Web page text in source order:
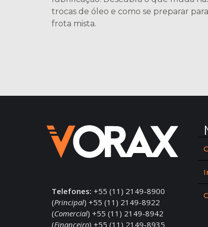
trocas de óleo e como se preparar
frota mista.
Telefones: +55 (11) 2149-8900
(Principal) +55 (11) 2149-8922
(Comercial) +55 (11) 2149-8942
(Financeiro) +55 (11) 2149-8935